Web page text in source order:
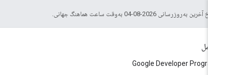
آخرین به‌روزرسانی 2026-08-04 به‌وقت ساعت هماهنگ جهانی.
Google Developer